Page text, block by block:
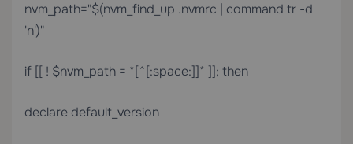
nvm_path="$(nvm_find_up .nvmrc | command tr -d
'n')"
if [[ ! $nvm_path = *[^[:space:]]* ]]; then
declare default_version